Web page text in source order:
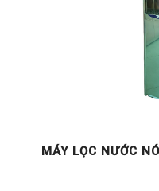
MÁY LỌC NƯỚC